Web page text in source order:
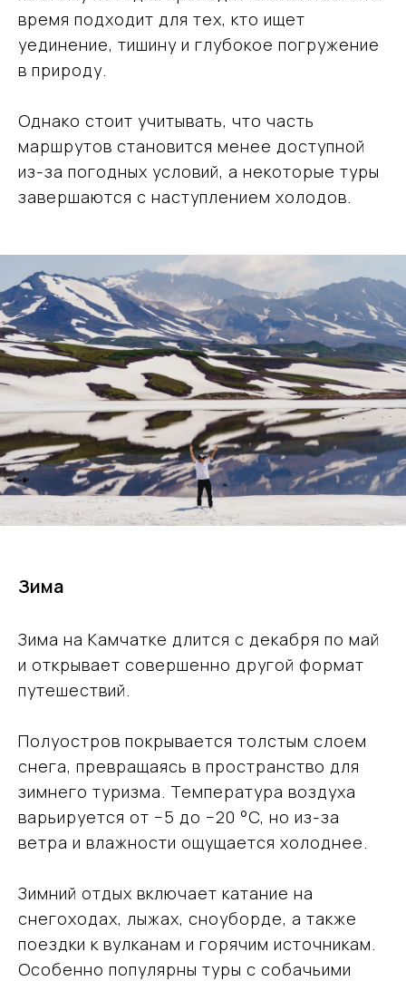
время подходит для тех, кто ищет
уединение, тишину и глубокое погружение
в природу.
Однако стоит учитывать, что часть
маршрутов становится менее доступной
из-за погодных условий, а некоторые туры
завершаются с наступлением холодов.
Зима
Зима на Камчатке длится с декабря по май
и открывает совершенно другой формат
путешествий.
Полуостров покрывается толстым слоем
снега, превращаясь в пространство для
зимнего туризма. Температура воздуха
варьируется от −5 до −20 °C, но из-за
ветра и влажности ощущается холоднее.
Зимний отдых включает катание на
снегоходах, лыжах, сноуборде, а также
поездки к вулканам и горячим источникам.
Особенно популярны туры с собачьими